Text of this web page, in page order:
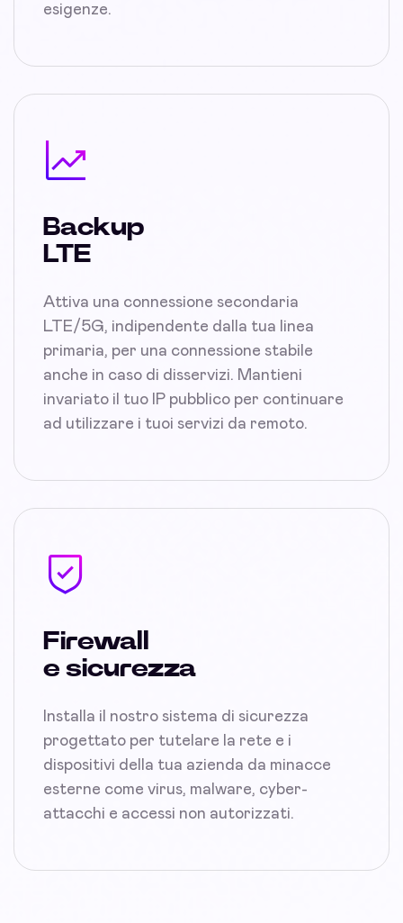
esigenze.
Backup
LTE
Attiva una connessione secondaria
LTE/5G, indipendente dalla tua linea
primaria, per una connessione stabile
anche in caso di disservizi. Mantieni
invariato il tuo IP pubblico per continuare
ad utilizzare i tuoi servizi da remoto.
Firewall
e sicurezza
Installa il nostro sistema di sicurezza
progettato per tutelare la rete e i
dispositivi della tua azienda da minacce
esterne come virus, malware, cyber-
attacchi e accessi non autorizzati.